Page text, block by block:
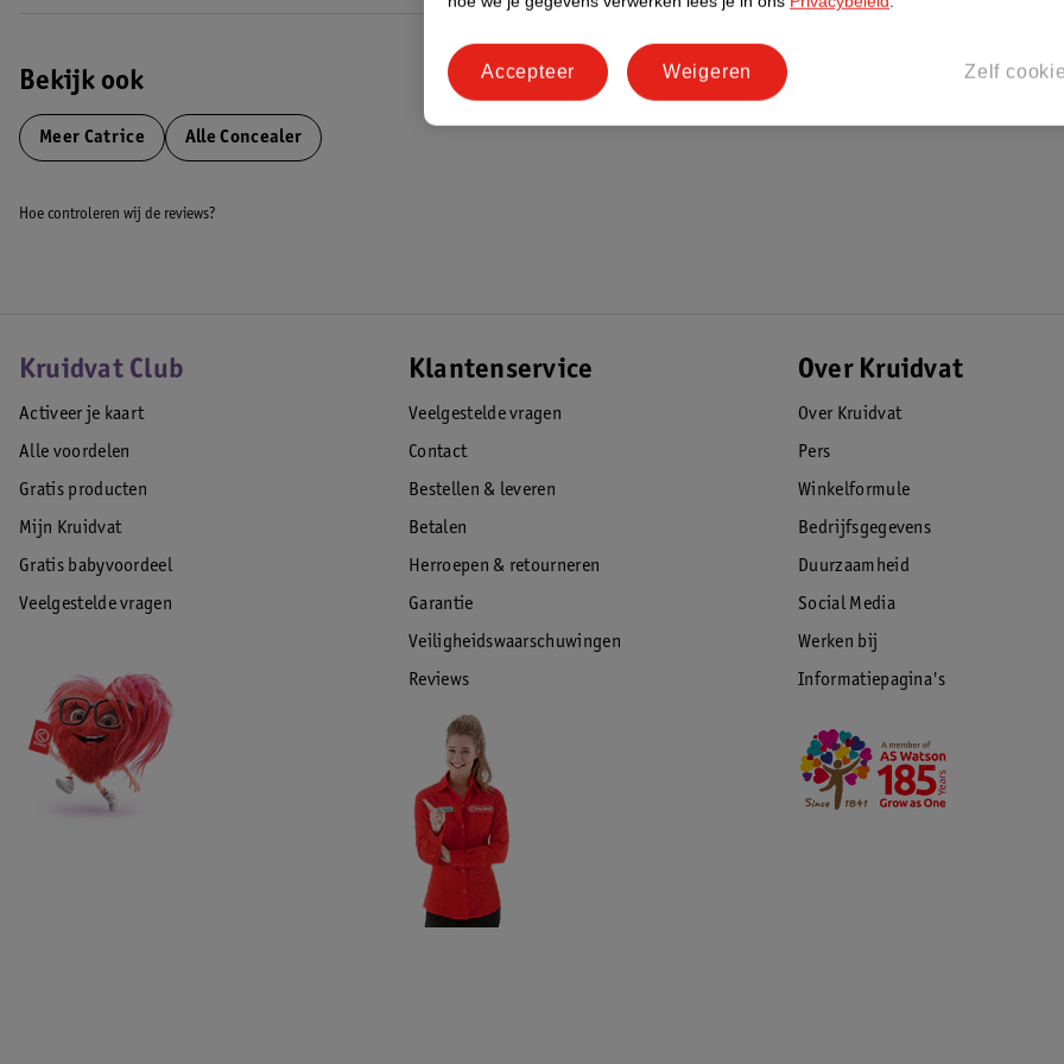
Bekijk ook
Meer Catrice Alle Concealer
Hoe controleren wij de reviews?
Kruidvat Club
Activeer je kaart
Alle voordelen
Gratis producten
Mijn Kruidvat
Gratis babyvoordeel
Veelgestelde vragen
Klantenservice
Veelgestelde vragen
Contact
Bestellen & leveren
Betalen
Herroepen & retourneren
Garantie
Veiligheidswaarschuwingen
Reviews
Over Kruidvat
Over Kruidvat
Pers
Winkelformule
Bedrijfsgegevens
Duurzaamheid
Social Media
Werken bij
Informatiepagina's
Zelf
Weigeren
Accepteer